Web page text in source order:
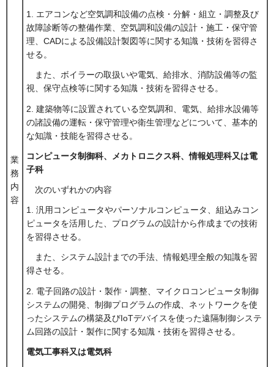
業
務
内
容
1. エアコンなど空気調和設備の点検・分解・組立・調整及び
故障診断等の整備作業、空気調和設備の設計・施工・保守管
理、CADによる設備設計製図等に関する知識・技術を習得さ
せる。
また、ボイラーの取扱いや電気、給排水、消防設備等の監
視、保守点検等に関する知識・技術を習得させる。
2. 建築物等に設置されている空気調和、電気、給排水設備等
の諸設備の運転・保守管理や衛生管理などについて、基本的
な知識・技能を習得させる。
コンピュータ制御科、メカトロニクス科、情報処理科又は電
子科
次のいずれかの内容
1. 汎用コンピュータやパーソナルコンピュータ、組込みコン
ピュータを活用した、プログラムの設計から作成までの技術
を習得させる。
また、システム設計までの手法、情報処理全般の知識を習
得させる。
2. 電子回路の設計・製作・調整、マイクロコンピュータ制御
システムの開発、制御プログラムの作成、ネットワークを使
ったシステムの構築及びIoTデバイスを使った遠隔制御システ
ム回路の設計・製作に関する知識・技術を習得させる。
電気工事科又は電気科